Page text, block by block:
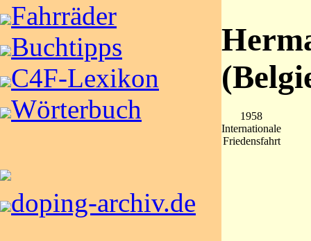
Fahrräder
Buchtipps
C4F-Lexikon
Wörterbuch
doping-archiv.de
1958
Internationale
Friedensfahrt